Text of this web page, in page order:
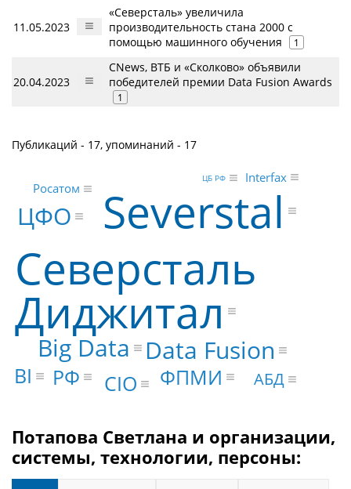
11.05.2023
«Северсталь» увеличила
производительность стана 2000 с
помощью машинного обучения
1
20.04.2023
CNews, ВТБ и «Сколково» объявили
победителей премии Data Fusion Awards
1
Публикаций - 17, упоминаний - 17
Северсталь
Диджитал
Severstal
Big Data Data Fusion
ЦФО
BI РФ CIO ФПМИ АБД
Росатом
Interfax
ЦБ РФ
Потапова Светлана и организации,
системы, технологии, персоны: